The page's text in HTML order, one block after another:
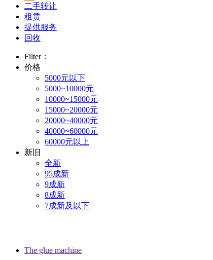
二手转让
租赁
提供服务
回收
Filter：
价格
5000元以下
5000~10000元
10000~15000元
15000~20000元
20000~40000元
40000~60000元
60000元以上
新旧
全新
95成新
9成新
8成新
7成新及以下
The glue machine